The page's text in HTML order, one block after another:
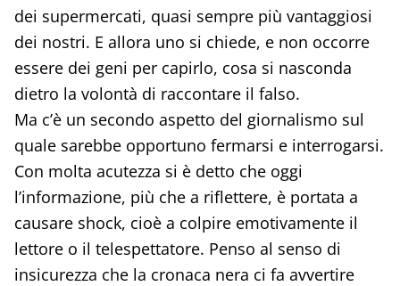
dei supermercati, quasi sempre più vantaggiosi
dei nostri. E allora uno si chiede, e non occorre
essere dei geni per capirlo, cosa si nasconda
dietro la volontà di raccontare il falso.
Ma c’è un secondo aspetto del giornalismo sul
quale sarebbe opportuno fermarsi e interrogarsi.
Con molta acutezza si è detto che oggi
l’informazione, più che a riflettere, è portata a
causare shock, cioè a colpire emotivamente il
lettore o il telespettatore. Penso al senso di
insicurezza che la cronaca nera ci fa avvertire